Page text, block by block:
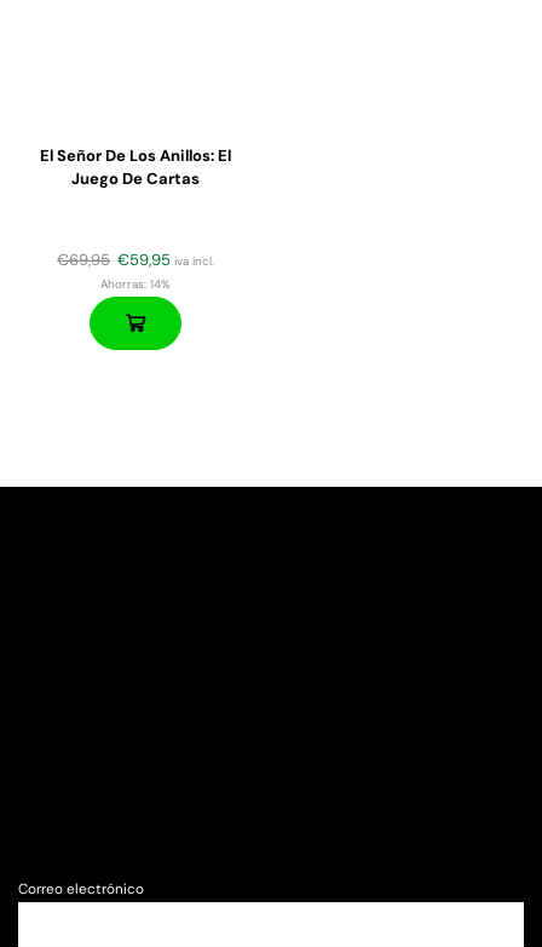
El Señor De Los Anillos: El
Juego De Cartas
€69,95 €59,95 iva incl.
Ahorras: 14%
Correo electrónico